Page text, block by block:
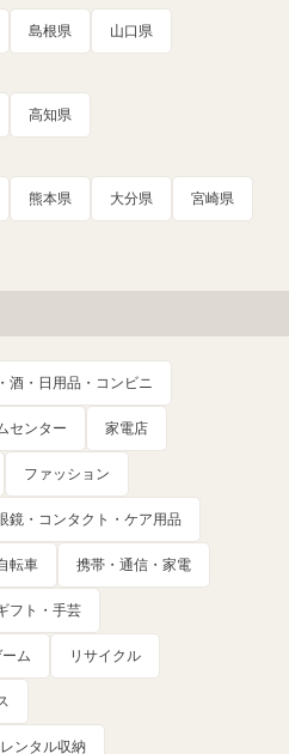
島根県 山口県
高知県
熊本県 大分県 宮崎県
酒・日用品・コンビニ
センター 家電店
ファッション
鏡・コンタクト・ケア用品
転車 携帯・通信・家電
フト・手芸
ム リサイクル
ンタル収納